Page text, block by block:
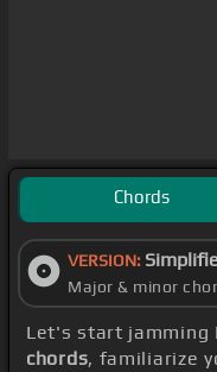
Chords
VERSION:
Major & minor
Let's start jamming
chords, familiarize